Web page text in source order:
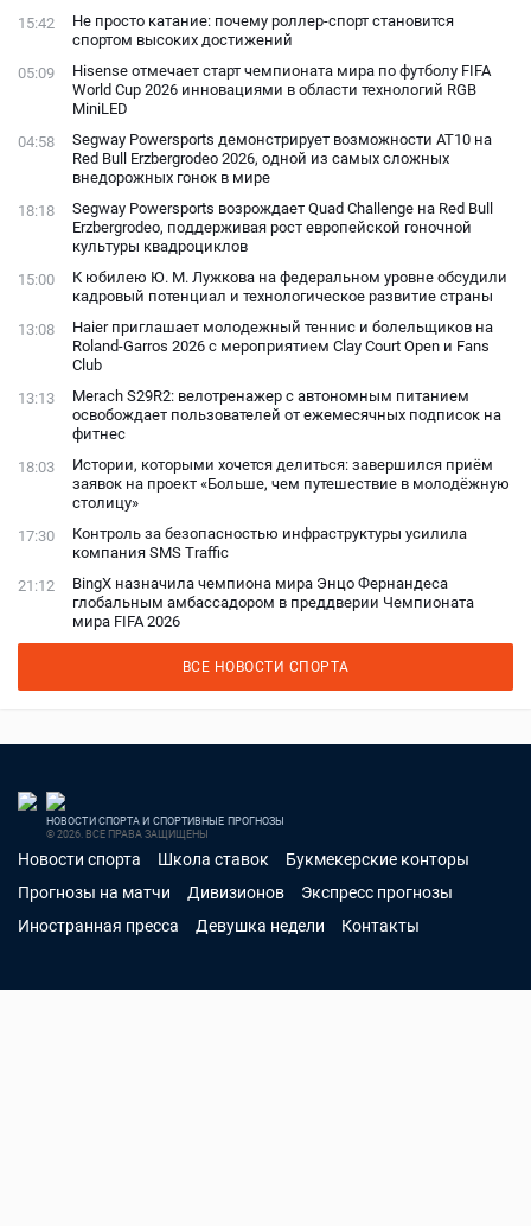
15:42
Не просто катание: почему роллер-спорт становится
спортом высоких достижений
05:09
Hisense отмечает старт чемпионата мира по футболу FIFA
World Cup 2026 инновациями в области технологий RGB
MiniLED
04:58
Segway Powersports демонстрирует возможности AT10 на
Red Bull Erzbergrodeo 2026, одной из самых сложных
внедорожных гонок в мире
18:18
Segway Powersports возрождает Quad Challenge на Red Bull
Erzbergrodeo, поддерживая рост европейской гоночной
культуры квадроциклов
15:00
К юбилею Ю. М. Лужкова на федеральном уровне обсудили
кадровый потенциал и технологическое развитие страны
13:08
Haier приглашает молодежный теннис и болельщиков на
Roland-Garros 2026 с мероприятием Clay Court Open и Fans
Club
13:13
Merach S29R2: велотренажер с автономным питанием
освобождает пользователей от ежемесячных подписок на
фитнес
18:03
Истории, которыми хочется делиться: завершился приём
заявок на проект «Больше, чем путешествие в молодёжную
столицу»
17:30
Контроль за безопасностью инфраструктуры усилила
компания SMS Traffic
21:12
BingX назначила чемпиона мира Энцо Фернандеса
глобальным амбассадором в преддверии Чемпионата
мира FIFA 2026
ВСЕ НОВОСТИ СПОРТА
НОВОСТИ СПОРТА И СПОРТИВНЫЕ ПРОГНОЗЫ
© 2026. ВСЕ ПРАВА ЗАЩИЩЕНЫ
Новости спорта Школа ставок
Букмекерские конторы
Прогнозы на матчи
Дивизионов
Экспресс прогнозы
Иностранная пресса
Девушка недели Контакты